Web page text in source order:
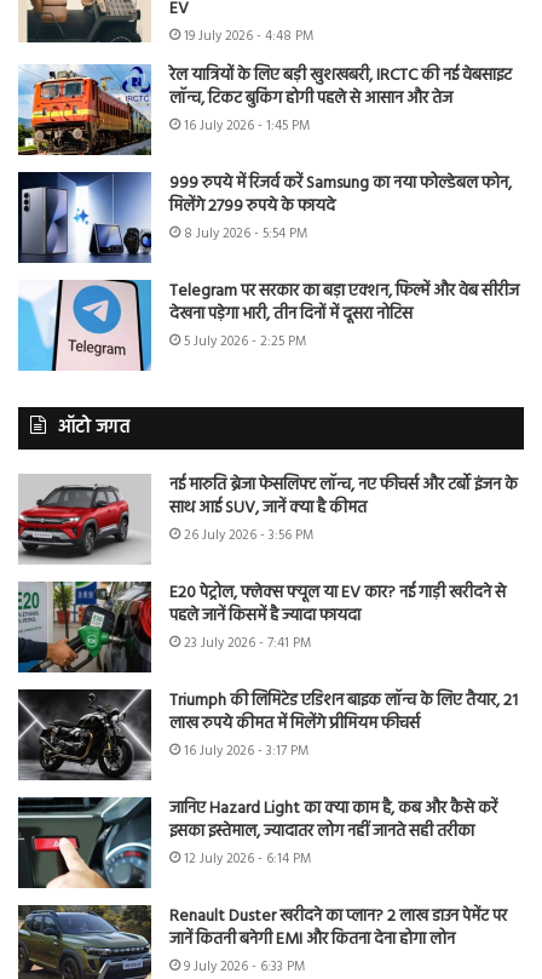
EV
19 July 2026 - 4:48 PM
रेल यात्रियों के लिए बड़ी खुशखबरी, IRCTC की नई वेबसाइट
लॉन्च, टिकट बुकिंग होगी पहले से आसान और तेज
16 July 2026 - 1:45 PM
999 रुपये में रिजर्व करें Samsung का नया फोल्डेबल फोन,
मिलेंगे 2799 रुपये के फायदे
8 July 2026 - 5:54 PM
Telegram पर सरकार का बड़ा एक्शन, फिल्में और वेब सीरीज
देखना पड़ेगा भारी, तीन दिनों में दूसरा नोटिस
5 July 2026 - 2:25 PM
ऑटो जगत
नई मारुति ब्रेजा फेसलिफ्ट लॉन्च, नए फीचर्स और टर्बो इंजन के
साथ आई SUV, जानें क्या है कीमत
26 July 2026 - 3:56 PM
E20 पेट्रोल, फ्लेक्स फ्यूल या EV कार? नई गाड़ी खरीदने से
पहले जानें किसमें है ज्यादा फायदा
23 July 2026 - 7:41 PM
Triumph की लिमिटेड एडिशन बाइक लॉन्च के लिए तैयार, 21
लाख रुपये कीमत में मिलेंगे प्रीमियम फीचर्स
16 July 2026 - 3:17 PM
जानिए Hazard Light का क्या काम है, कब और कैसे करें
इसका इस्तेमाल, ज्यादातर लोग नहीं जानते सही तरीका
12 July 2026 - 6:14 PM
Renault Duster खरीदने का प्लान? 2 लाख डाउन पेमेंट पर
जानें कितनी बनेगी EMI और कितना देना होगा लोन
9 July 2026 - 6:33 PM